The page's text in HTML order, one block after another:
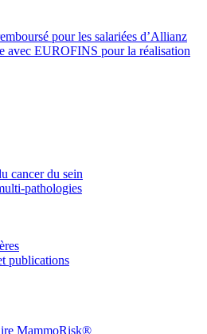
pour les salariées d’Allianz
avec EUROFINS pour la réalisation
cancer du sein
pathologies
publications
MammoRisk®